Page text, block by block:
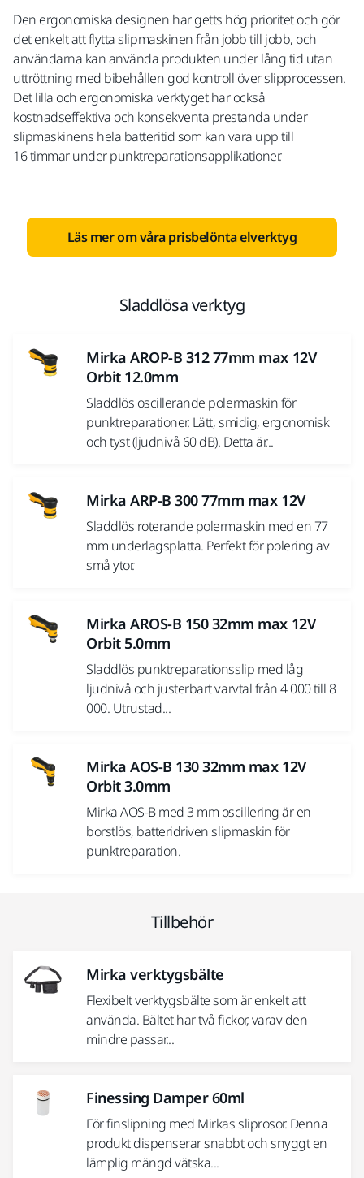
Den ergonomiska designen har getts hög prioritet och gör
det enkelt att flytta slipmaskinen från jobb till jobb, och
användarna kan använda produkten under lång tid utan
uttröttning med bibehållen god kontroll över slipprocessen.
Det lilla och ergonomiska verktyget har också
kostnadseffektiva och konsekventa prestanda under
slipmaskinens hela batteritid som kan vara upp till
16 timmar under punktreparationsapplikationer.
Läs mer om våra prisbelönta elverktyg
Sladdlösa verktyg
Mirka AROP-B 312 77mm max 12V
Orbit 12.0mm
Sladdlös oscillerande polermaskin för
punktreparationer. Lätt, smidig, ergonomisk
och tyst (ljudnivå 60 dB). Detta är...
Mirka ARP-B 300 77mm max 12V
Sladdlös roterande polermaskin med en 77
mm underlagsplatta. Perfekt för polering av
små ytor.
Mirka AROS-B 150 32mm max 12V
Orbit 5.0mm
Sladdlös punktreparationsslip med låg
ljudnivå och justerbart varvtal från 4 000 till 8
000. Utrustad...
Mirka AOS-B 130 32mm max 12V
Orbit 3.0mm
Mirka AOS-B med 3 mm oscillering är en
borstlös, batteridriven slipmaskin för
punktreparation.
Tillbehör
Mirka verktygsbälte
Flexibelt verktygsbälte som är enkelt att
använda. Bältet har två fickor, varav den
mindre passar...
Finessing Damper 60ml
För finslipning med Mirkas sliprosor. Denna
produkt dispenserar snabbt och snyggt en
lämplig mängd vätska...